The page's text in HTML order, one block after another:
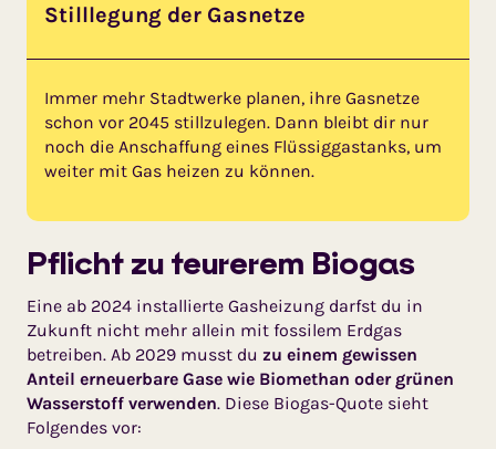
Stilllegung der Gasnetze
Immer mehr Stadtwerke planen, ihre Gasnetze
schon vor 2045 stillzulegen. Dann bleibt dir nur
noch die Anschaffung eines Flüssiggastanks, um
weiter mit Gas heizen zu können.
Pflicht zu teurerem Biogas
Eine ab 2024 installierte Gasheizung darfst du in
Zukunft nicht mehr allein mit fossilem Erdgas
betreiben. Ab 2029 musst du zu einem gewis­sen
Anteil erneuerbare Gase wie Biomethan oder grünen
Wasser­stoff verwenden. Diese Biogas-Quote sieht
Folgendes vor: